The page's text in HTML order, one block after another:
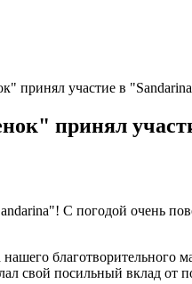
принял участие в
принял
С погодой очень
свой посильный вклад